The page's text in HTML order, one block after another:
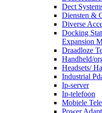
Dect
Diensten &
Diverse
Docking
Expansion
Draadloze
Handheld/
Headsets/
Industrial
Ip-server
Ip-telefoon
Mobiele
Power